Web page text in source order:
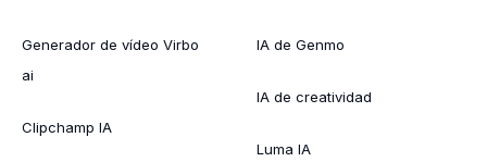
Generador de vídeo Virbo
ai
Clipchamp IA
IA de Genmo
IA de creatividad
Luma IA